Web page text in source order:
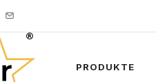
+421904262747
PRODUKTE